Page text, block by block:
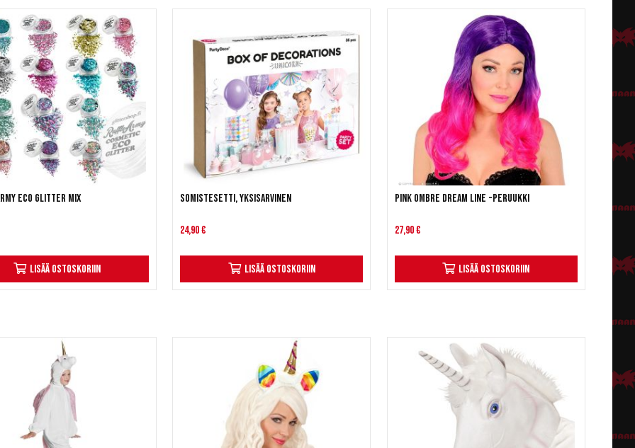
Eco Glitter Mix
Lisää ostoskoriin
Somistesetti, yksisarvinen
24,90 €
Lisää ostoskoriin
Pink Ombre Dream Line -peruukki
27,90 €
Lisää ostoskoriin